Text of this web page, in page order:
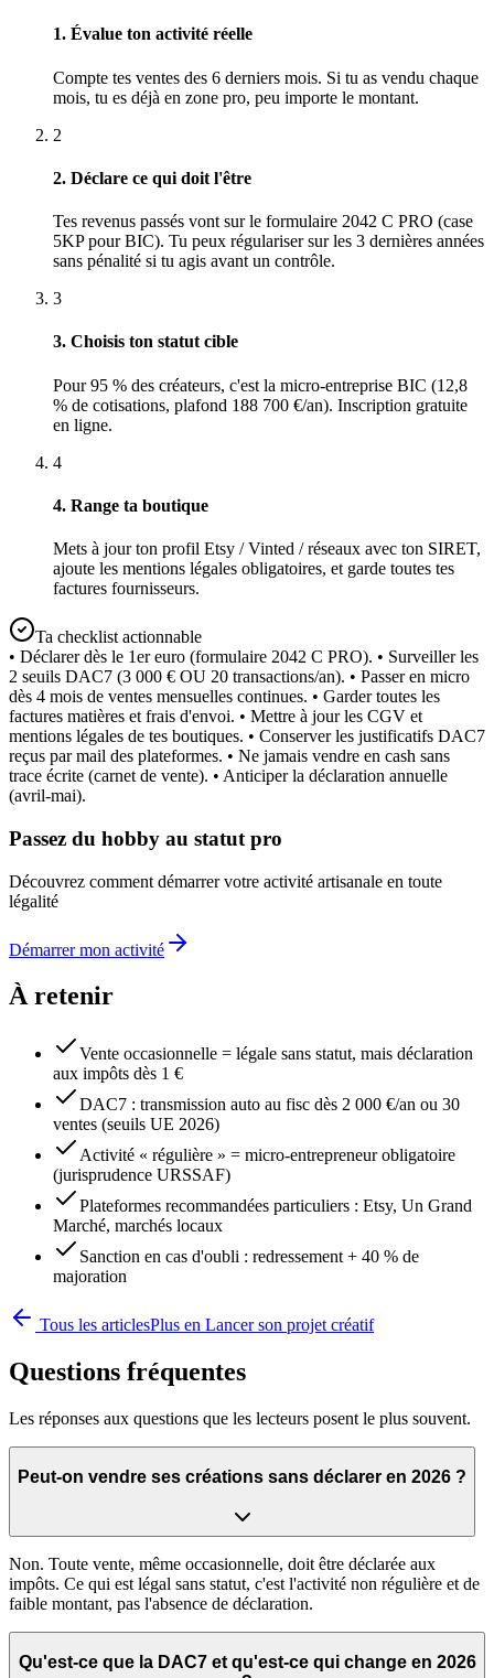
1. Évalue ton activité réelle
Compte tes ventes des 6 derniers mois. Si tu as vendu chaque
mois, tu es déjà en zone pro, peu importe le montant.
2
2. Déclare ce qui doit l'être
Tes revenus passés vont sur le formulaire 2042 C PRO (case
5KP pour BIC). Tu peux régulariser sur les 3 dernières années
sans pénalité si tu agis avant un contrôle.
3
3. Choisis ton statut cible
Pour 95 % des créateurs, c'est la micro-entreprise BIC (12,8
% de cotisations, plafond 188 700 €/an). Inscription gratuite
en ligne.
4
4. Range ta boutique
Mets à jour ton profil Etsy / Vinted / réseaux avec ton SIRET,
ajoute les mentions légales obligatoires, et garde toutes tes
factures fournisseurs.
Ta checklist actionnable
• Déclarer dès le 1er euro (formulaire 2042 C PRO). • Surveiller les
2 seuils DAC7 (3 000 € OU 20 transactions/an). • Passer en micro
dès 4 mois de ventes mensuelles continues. • Garder toutes les
factures matières et frais d'envoi. • Mettre à jour les CGV et
mentions légales de tes boutiques. • Conserver les justificatifs DAC7
reçus par mail des plateformes. • Ne jamais vendre en cash sans
trace écrite (carnet de vente). • Anticiper la déclaration annuelle
(avril-mai).
Passez du hobby au statut pro
Découvrez comment démarrer votre activité artisanale en toute
légalité
Démarrer mon activité
À retenir
Vente occasionnelle = légale sans statut, mais déclaration
aux impôts dès 1 €
DAC7 : transmission auto au fisc dès 2 000 €/an ou 30
ventes (seuils UE 2026)
Activité « régulière » = micro-entrepreneur obligatoire
(jurisprudence URSSAF)
Plateformes recommandées particuliers : Etsy, Un Grand
Marché, marchés locaux
Sanction en cas d'oubli : redressement + 40 % de
majoration
Tous les articlesPlus en Lancer son projet créatif
Questions fréquentes
Les réponses aux questions que les lecteurs posent le plus souvent.
Peut-on vendre ses créations sans déclarer en 2026 ?
Non. Toute vente, même occasionnelle, doit être déclarée aux
impôts. Ce qui est légal sans statut, c'est l'activité non régulière et de
faible montant, pas l'absence de déclaration.
Qu'est-ce que la DAC7 et qu'est-ce qui change en 2026